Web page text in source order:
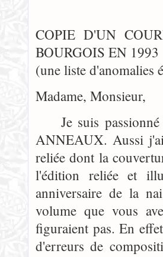
COPIE D'UN
BOURGOIS EN
(une liste d'anomalies
Madame, Monsieur,
Je suis passionné
ANNEAUX. Aussi
reliée dont la
l'édition reliée et
anniversaire de la
volume que vous
figuraient pas. En
d'erreurs de